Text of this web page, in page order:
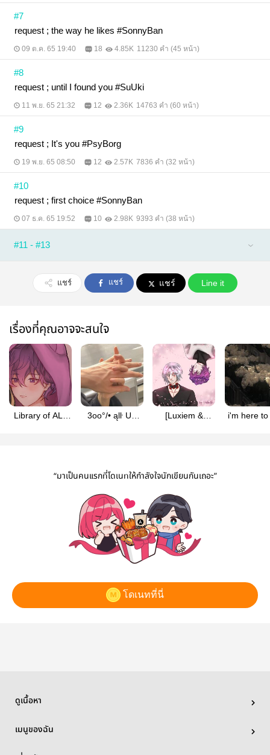
#7
request ; the way he likes #SonnyBan
09 ต.ค. 65 19:40 18 4.85K 11230 คำ (45 หน้า)
#8
request ; until I found you #SuUki
11 พ.ย. 65 21:32 12 2.36K 14763 คำ (60 หน้า)
#9
request ; It's you #PsyBorg
19 พ.ย. 65 08:50 12 2.57K 7836 คำ (32 หน้า)
#10
request ; first choice #SonnyBan
07 ธ.ค. 65 19:52 10 2.98K 9393 คำ (38 หน้า)
#11 - #13
แชร์ แชร์ แชร์ Line it
เรื่องที่คุณอาจจะสนใจ
Library of ALL
3oo°/• ąlŀ Uki
[Luxiem &
i'm here
“มาเป็นคนแรกที่โดเนทให้กำลังใจนักเขียนกันเถอะ”
โดเนทที่นี่
ดูเนื้อหา
เมนูของฉัน